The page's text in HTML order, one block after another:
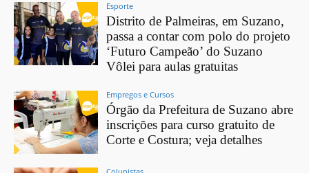
Esporte
Distrito de Palmeiras, em Suzano,
passa a contar com polo do projeto
‘Futuro Campeão’ do Suzano
Vôlei para aulas gratuitas
Empregos e Cursos
Órgão da Prefeitura de Suzano abre
inscrições para curso gratuito de
Corte e Costura; veja detalhes